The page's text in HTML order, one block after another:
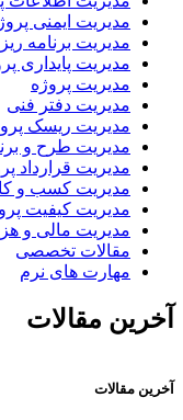
مدیریت ایمنی
مدیریت برنامه
مدیریت پایداری
مدیریت پروژه
مدیریت دفتر فنی
مدیریت ریسک
مدیریت طرح و
مدیریت قرارداد
مدیریت کسب و
مدیریت کیفیت
مدیریت مالی و
مقالات تخصصی
مهارت های نرم
آخرین مقالات
آخرین مقالات